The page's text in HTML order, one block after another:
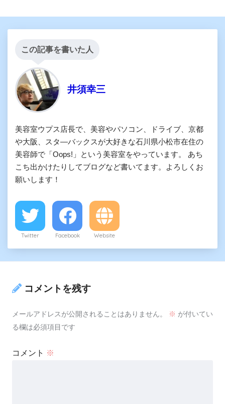
この記事を書いた人
井須幸三
美容室ウプス店長で、美容やパソコン、ドライブ、京都
や大阪、スタ―バックスが大好きな石川県小松市在住の
美容師で「Oops!」という美容室をやっています。 あち
こち出かけたりしてブログなど書いてます。よろしくお
願いします！
Twitter Facebook Website
コメントを残す
メールアドレスが公開されることはありません。 ※ が付いてい
る欄は必須項目です
コメント ※